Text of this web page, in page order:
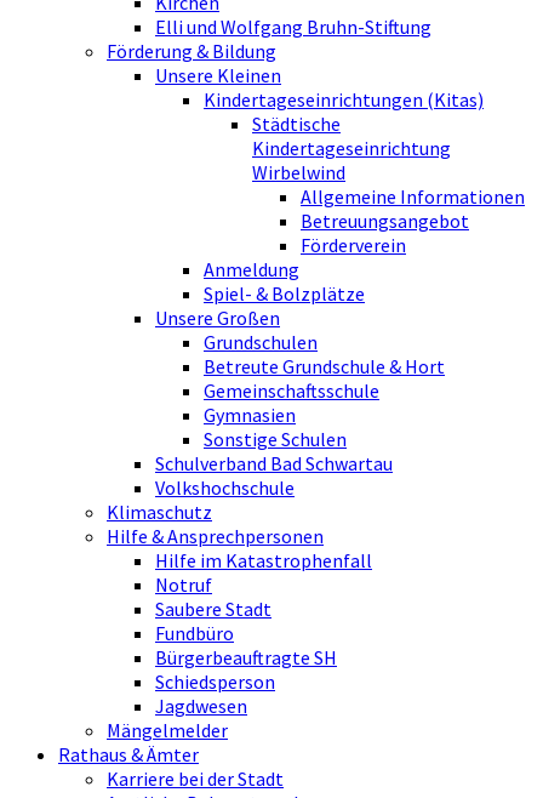
Elli und Wolfgang Bruhn-Stiftung
Förderung & Bildung
Unsere Kleinen
Kindertageseinrichtungen (Kitas)
Städtische
Kindertageseinrichtung
Wirbelwind
Allgemeine Informationen
Betreuungsangebot
Förderverein
Anmeldung
Spiel- & Bolzplätze
Unsere Großen
Grundschulen
Betreute Grundschule & Hort
Gemeinschaftsschule
Gymnasien
Sonstige Schulen
Schulverband Bad Schwartau
Volkshochschule
Klimaschutz
Hilfe & Ansprechpersonen
Hilfe im Katastrophenfall
Notruf
Saubere Stadt
Fundbüro
Bürgerbeauftragte SH
Schiedsperson
Jagdwesen
Mängelmelder
Rathaus & Ämter
Karriere bei der Stadt